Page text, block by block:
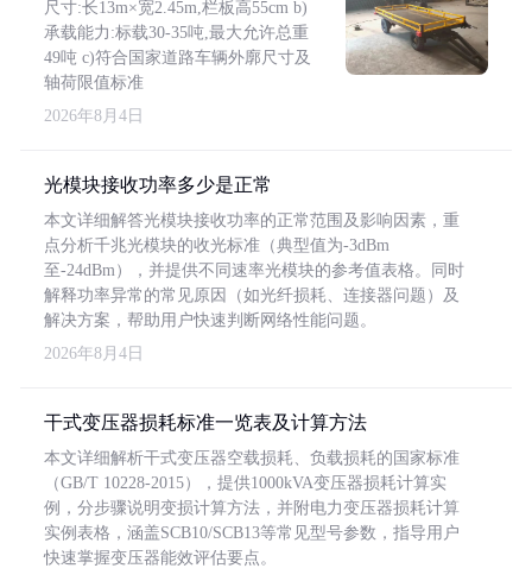
尺寸:长13m×宽2.45m,栏板高55cm b)
承载能力:标载30-35吨,最大允许总重
49吨 c)符合国家道路车辆外廓尺寸及
轴荷限值标准
2026年8月4日
光模块接收功率多少是正常
本文详细解答光模块接收功率的正常范围及影响因素，重
点分析千兆光模块的收光标准（典型值为-3dBm
至-24dBm），并提供不同速率光模块的参考值表格。同时
解释功率异常的常见原因（如光纤损耗、连接器问题）及
解决方案，帮助用户快速判断网络性能问题。
2026年8月4日
干式变压器损耗标准一览表及计算方法
本文详细解析干式变压器空载损耗、负载损耗的国家标准
（GB/T 10228-2015），提供1000kVA变压器损耗计算实
例，分步骤说明变损计算方法，并附电力变压器损耗计算
实例表格，涵盖SCB10/SCB13等常见型号参数，指导用户
快速掌握变压器能效评估要点。